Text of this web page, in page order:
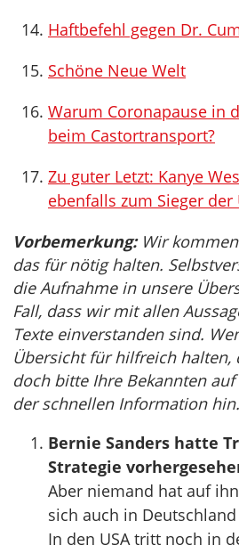
Haftbefehl gegen Dr.
Schöne Neue Welt
Warum Coronapause in
beim Castortransport?
Zu guter Letzt: Kanye
ebenfalls zum Sieger der
Vorbemerkung:Wir
das für nötig halten.
die Aufnahme in unsere
Fall, dass wir mit allen
Texte einverstanden sind.
Übersicht für hilfreich halten,
doch bitte Ihre Bekannten
der schnellen Information hin.
Bernie Sanders hatte
Strategie
Aber niemand hat auf
sich auch in
In den USA tritt noch in